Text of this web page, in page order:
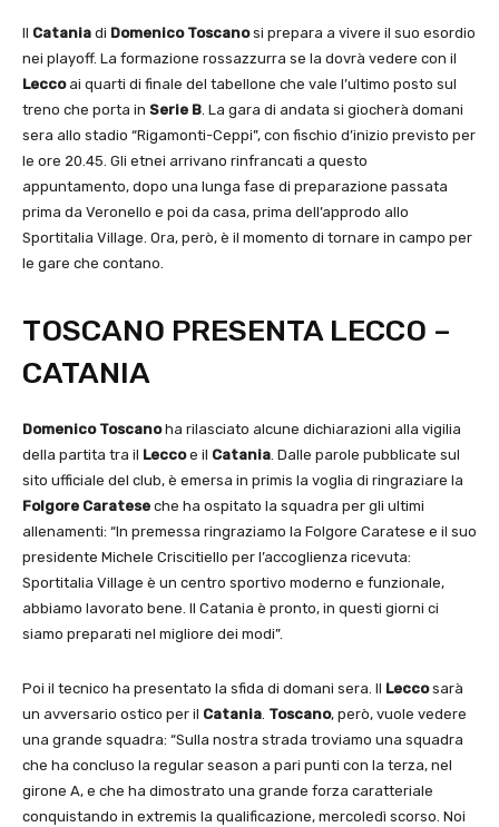
Il Catania di Domenico Toscanosi prepara a vivere il suo esordio
nei playoff. La formazione rossazzurra se la dovrà vedere con il
Leccoai quarti di finale del tabellone che vale l’ultimo posto sul
treno che porta in Serie B. La gara di andata si giocherà domani
sera allo stadio “Rigamonti-Ceppi”, con fischio d’inizio previsto per
le ore 20.45. Gli etnei arrivano rinfrancati a questo
appuntamento, dopo una lunga fase di preparazione passata
prima da Veronello e poi da casa, prima dell’approdo allo
Sportitalia Village. Ora, però, è il momento di tornare in campo per
le gare che contano.
TOSCANO PRESENTA LECCO –
CATANIA
Domenico Toscanoha rilasciato alcune dichiarazioni alla vigilia
della partita tra il Leccoe il Catania. Dalle parole pubblicate sul
sito ufficiale del club, è emersa in primis la voglia di ringraziare la
Folgore Caratese che ha ospitato la squadra per gli ultimi
allenamenti: “In premessa ringraziamo la Folgore Caratese e il suo
presidente Michele Criscitiello per l’accoglienza ricevuta:
Sportitalia Village è un centro sportivo moderno e funzionale,
abbiamo lavorato bene. Il Catania è pronto, in questi giorni ci
siamo preparati nel migliore dei modi”.
Poi il tecnico ha presentato la sfida di domani sera. Il Leccosarà
un avversario ostico per il Catania. Toscano, però, vuole vedere
una grande squadra: “Sulla nostra strada troviamo una squadra
che ha concluso la regular season a pari punti con la terza, nel
girone A, e che ha dimostrato una grande forza caratteriale
conquistando in extremis la qualificazione, mercoledì scorso. Noi